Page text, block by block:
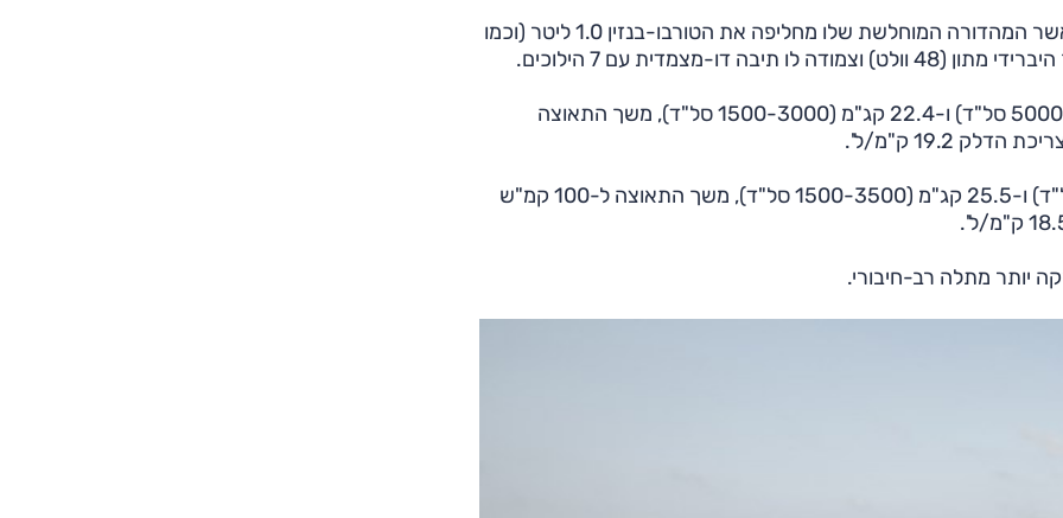
המחודשת מוצעת כעת עם מנוע טורבו-בנזין 1.5 ליטר, כאשר המהדורה המוחלשת שלו מחליפה את הטורבו-בנזין 1.0 ליטר (וכמו
בגרסה החדשה והחלשה התפוקה היא 116 כ"ס (5000-6000 סל"ד) ו-22.4 קג"מ (1500-3000 סל"ד), משך התאוצה
בגרסה החזקה התפוקה היא 150 כ"ס (5000-6000 סל"ד) ו-25.5 קג"מ (1500-3500 סל"ד), משך התאוצה ל-100 קמ"ש